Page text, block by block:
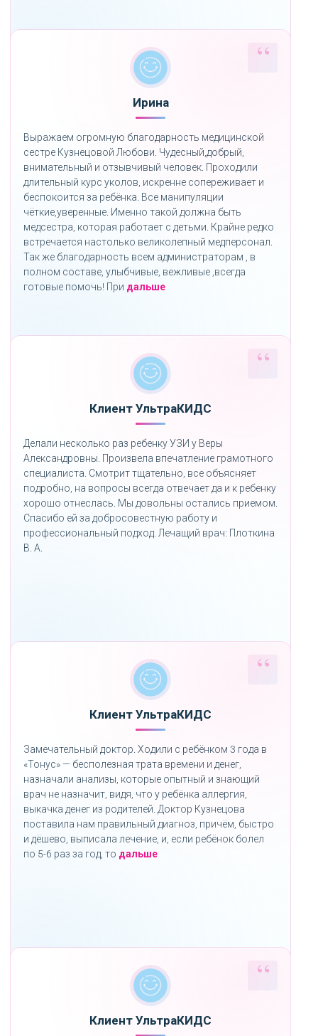
Ирина
Выражаем огромную благодарность медицинской
сестре Кузнецовой Любови. Чудесный,добрый,
внимательный и отзывчивый человек. Проходили
длительный курс уколов, искренне сопереживает и
беспокоится за ребёнка. Все манипуляции
чёткие,уверенные. Именно такой должна быть
медсестра, которая работает с детьми. Крайне редко
встречается настолько великолепный медперсонал.
Так же благодарность всем администраторам , в
полном составе, улыбчивые, вежливые ,всегда
готовые помочь! При дальше«»
Клиент УльтраКИДС
Делали несколько раз ребенку УЗИ у Веры
Александровны. Произвела впечатление грамотного
специалиста. Смотрит тщательно, все объясняет
подробно, на вопросы всегда отвечает да и к ребенку
хорошо отнеслась. Мы довольны остались приемом.
Спасибо ей за добросовестную работу и
профессиональный подход. Лечащий врач: Плоткина
В. А.
Клиент УльтраКИДС
Замечательный доктор. Ходили с ребёнком 3 года в
«Тонус» — бесполезная трата времени и денег,
назначали анализы, которые опытный и знающий
врач не назначит, видя, что у ребёнка аллергия,
выкачка денег из родителей. Доктор Кузнецова
поставила нам правильный диагноз, причём, быстро
и дёшево, выписала лечение, и, если ребёнок болел
по 5-6 раз за год, то дальше«»
Клиент УльтраКИДС